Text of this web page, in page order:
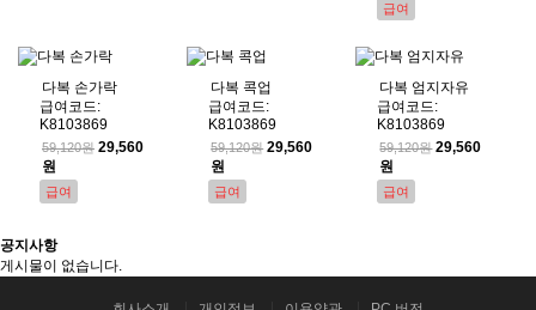
급여
다복 손가락
급여코드:
K8103869
59,120원 29,560
원
급여
다복 콕업
급여코드:
K8103869
59,120원29,560
원
급여
다복 엄지자유
급여코드:
K8103869
59,120원29,560
원
급여
공지사항
게시물이 없습니다.